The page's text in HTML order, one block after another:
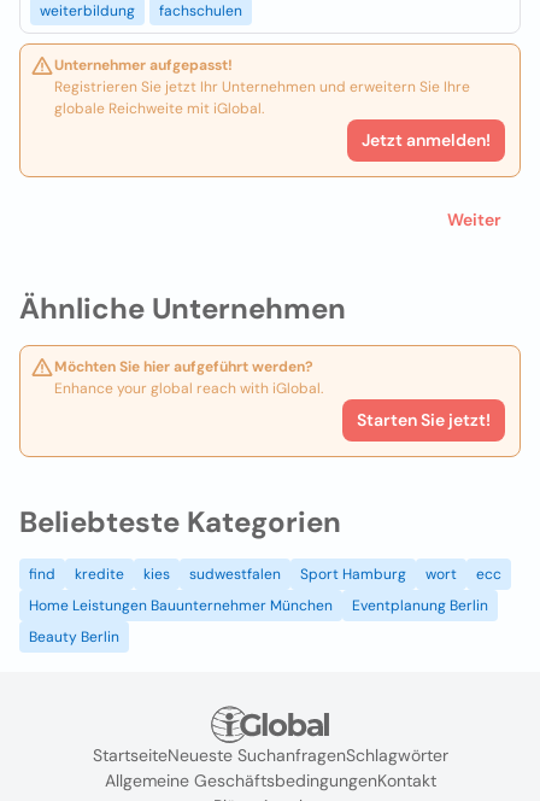
Ähnliche Unternehmen
Möchten Sie hier aufgeführt werden?
Enhance your global reach with iGlobal.
Starten Sie jetzt!
weiterbildung
fachschulen
Unternehmer aufgepasst!
Registrieren Sie jetzt Ihr Unternehmen und erweitern Sie Ihre
globale Reichweite mit iGlobal.
Jetzt anmelden!
Weiter
Beliebteste Kategorien
find kredite kies sudwestfalen Sport Hamburg wort
ecc
Home Leistungen Bauunternehmer München
Eventplanung Berlin
Beauty Berlin
StartseiteNeueste SuchanfragenSchlagwörter
Allgemeine GeschäftsbedingungenKontakt